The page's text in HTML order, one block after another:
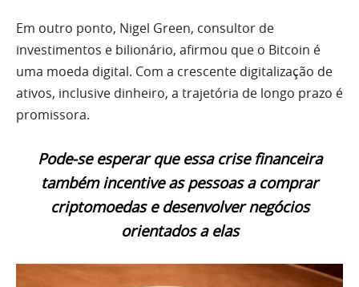
Em outro ponto, Nigel Green, consultor de
investimentos e bilionário, afirmou que o Bitcoin é
uma moeda digital. Com a crescente digitalização de
ativos, inclusive dinheiro, a trajetória de longo prazo é
promissora.
Pode-se esperar que essa crise financeira
também incentive as pessoas a comprar
criptomoedas e desenvolver negócios
orientados a elas